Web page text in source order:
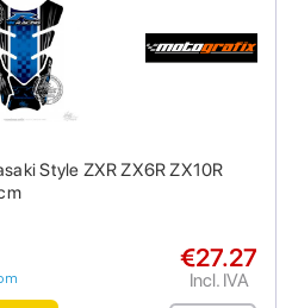
Style ZXR ZX6R ZX10R
€27.27
Incl. IVA